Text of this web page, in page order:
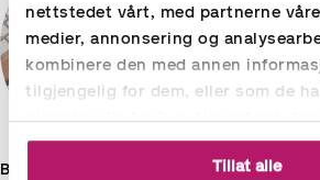
nettstedet vårt, med partnerne
medier, annonsering og
kombinere den med annen
tilgjengelig for dem, eller som de
gjennom din bruk av tjenestene
Tillat alle
BLOGG